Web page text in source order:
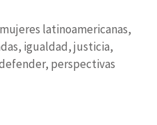
latinoamericanas,
igualdad, justicia,
perspectivas